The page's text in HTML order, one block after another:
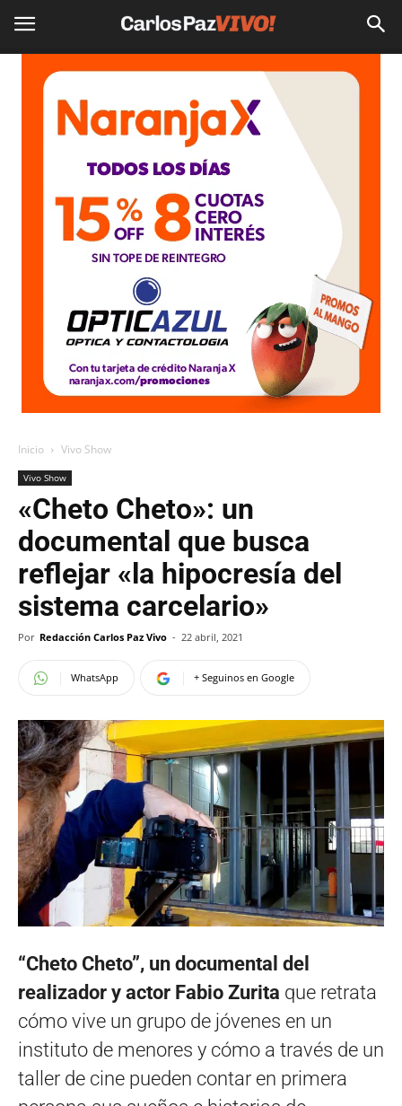
Inicio Vivo Show
Vivo Show
«Cheto Cheto»: un
documental que busca
reflejar «la hipocresía del
sistema carcelario»
Por Redacción Carlos Paz Vivo - 22 abril, 2021
WhatsApp + Seguinos en Google
“Cheto Cheto”, un documental del
realizador y actor Fabio Zurita que retrata
cómo vive un grupo de jóvenes en un
instituto de menores y cómo a través de un
taller de cine pueden contar en primera